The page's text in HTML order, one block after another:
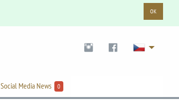
OK
Social Media News 0